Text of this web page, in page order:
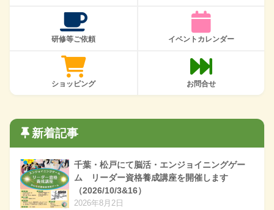
研修等ご依頼 イベントカレンダー
ショッピング お問合せ
新着記事
千葉・松戸にて脳活・エンジョイニングゲー
ム リーダー資格養成講座を開催します
（2026/10/3&16）
2026年8月2日